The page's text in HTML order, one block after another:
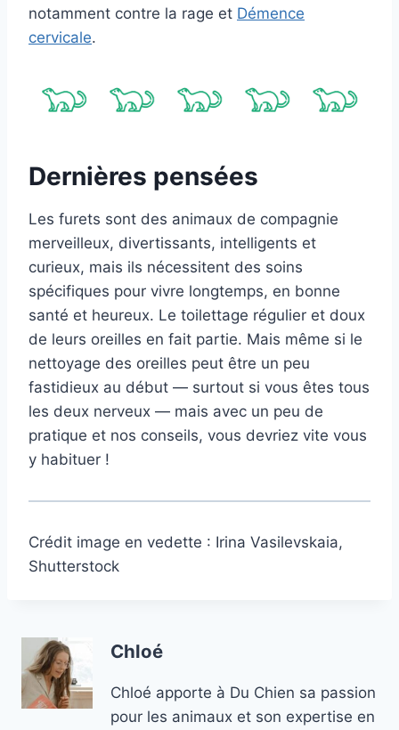
notamment contre la rage et Démence
cervicale.
Dernières pensées
Les furets sont des animaux de compagnie
merveilleux, divertissants, intelligents et
curieux, mais ils nécessitent des soins
spécifiques pour vivre longtemps, en bonne
santé et heureux. Le toilettage régulier et doux
de leurs oreilles en fait partie. Mais même si le
nettoyage des oreilles peut être un peu
fastidieux au début — surtout si vous êtes tous
les deux nerveux — mais avec un peu de
pratique et nos conseils, vous devriez vite vous
y habituer !
Crédit image en vedette : Irina Vasilevskaia,
Shutterstock
Chloé
Chloé apporte à Du Chien sa passion
pour les animaux et son expertise en